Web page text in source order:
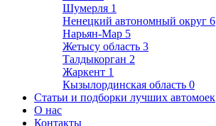
Шумерля 1
Ненецкий автономный округ 6
Нарьян-Мар 5
Жетысу область 3
Талдыкорган 2
Жаркент 1
Кызылординская область 0
Статьи и подборки лучших автомоек
О нас
Контакты